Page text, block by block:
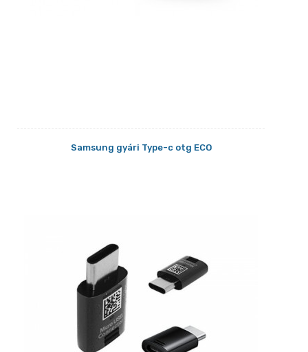
Samsung gyári Type-c otg ECO